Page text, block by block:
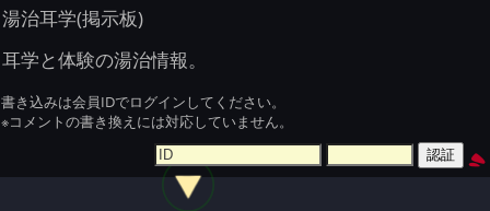
湯治耳学(掲示板)
耳学と体験の湯治情報。
書き込みは会員IDでログインしてください。
※コメントの書き換えには対応していません。